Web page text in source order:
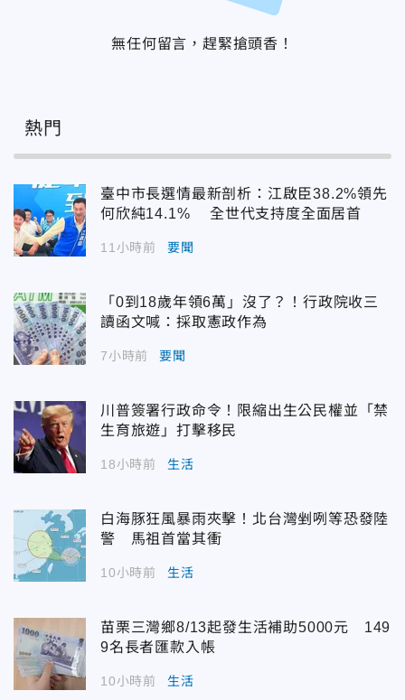
無任何留言，趕緊搶頭香！
熱門
臺中市長選情最新剖析：江啟臣38.2%領先
何欣純14.1% 全世代支持度全面居首
11小時前 要聞
「0到18歲年領6萬」沒了？！行政院收三
讀函文喊：採取憲政作為
7小時前 要聞
川普簽署行政命令！限縮出生公民權並「禁
生育旅遊」打擊移民
18小時前 生活
白海豚狂風暴雨夾擊！北台灣剉咧等恐發陸
警 馬祖首當其衝
10小時前 生活
苗栗三灣鄉8/13起發生活補助5000元 149
9名長者匯款入帳
10小時前 生活